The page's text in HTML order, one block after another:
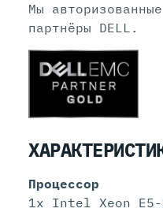
Мы авторизованные
партнёры DELL.
Процессор
1x Intel Xeon E5-